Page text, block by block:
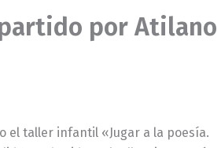
por Atilano
el taller infantil «Jugar a la poesía.